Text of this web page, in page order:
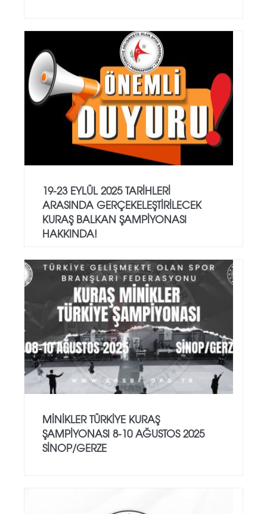
19-23 EYLÜL 2025 TARİHLERİ
ARASINDA GERÇEKELEŞTİRİLECEK
KURAŞ BALKAN ŞAMPİYONASI
HAKKINDA!
MİNİKLER TÜRKİYE KURAŞ
ŞAMPİYONASI 8-10 AĞUSTOS 2025
SİNOP/GERZE